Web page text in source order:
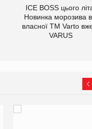
ICE BOSS цього
Новинка морозива
власної ТМ Varto
VARUS